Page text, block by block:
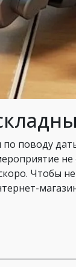
поводу
не
Чтобы